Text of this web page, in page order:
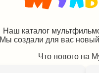
Наш каталог
Мы создали для вас
Что нового на